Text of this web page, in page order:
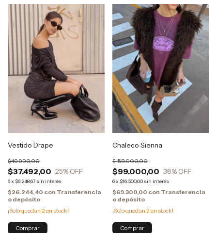
Vestido Drape
$37.492,00
$49.990,00
25% OFF
6x $6.248,67 sin interés
$26.244,40 con Transferencia
o depósito
¡Solo quedan 2en stock!
Chaleco Sienna
$99.000,00
$159.000,00
38% OFF
6x $16.500,00 sin interés
$69.300,00 con Transferencia
o depósito
¡Solo quedan 2en stock!